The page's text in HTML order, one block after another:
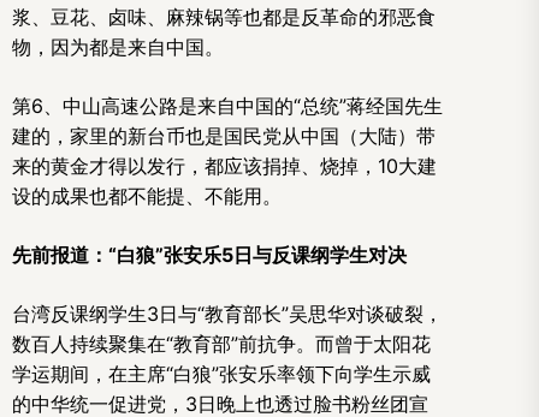
浆、豆花、卤味、麻辣锅等也都是反革命的邪恶食
物，因为都是来自中国。
第6、中山高速公路是来自中国的“总统”蒋经国先生
建的，家里的新台币也是国民党从中国（大陆）带
来的黄金才得以发行，都应该捐掉、烧掉，10大建
设的成果也都不能提、不能用。
先前报道：“白狼”张安乐5日与反课纲学生对决
台湾反课纲学生3日与“教育部长”吴思华对谈破裂，
数百人持续聚集在“教育部”前抗争。而曾于太阳花
学运期间，在主席“白狼”张安乐率领下向学生示威
的中华统一促进党，3日晚上也透过脸书粉丝团宣